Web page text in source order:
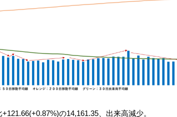
の14,161.35、出来高減少。